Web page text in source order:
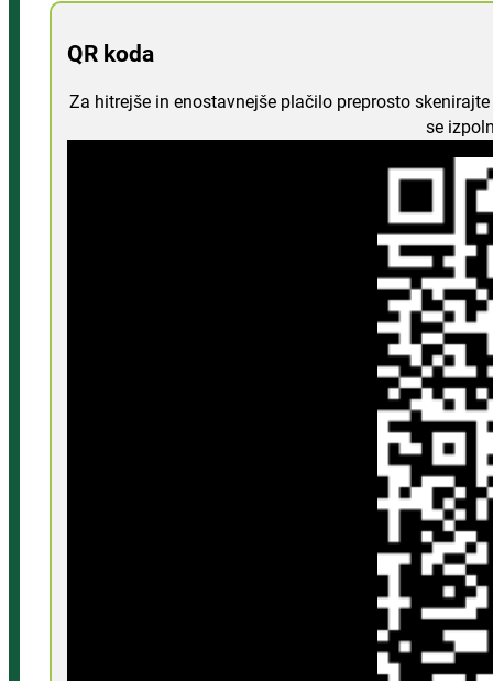
QR koda
Za hitrejše in enostavnejše plačilo preprosto
se